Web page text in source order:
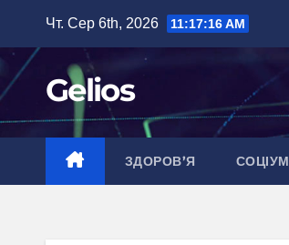
вмісту
Чт. Сер 6th, 2026 11:17:17 AM
Gelios
ЗДОРОВ’Я СОЦІУМ